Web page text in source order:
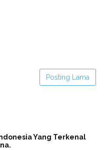
Posting Lama
Yang Terkenal